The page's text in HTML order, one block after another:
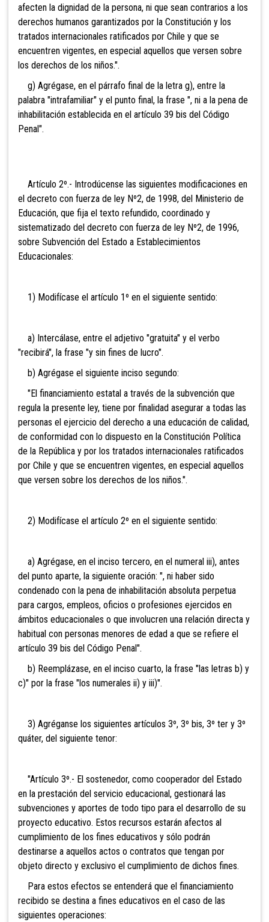
afecten la dignidad de la persona, ni que sean contrarios a los
derechos humanos garantizados por la Constitución y los
tratados internacionales ratificados por Chile y que se
encuentren vigentes, en especial aquellos que versen sobre
los derechos de los niños.".
g) Agrégase, en el párrafo final de la letra g), entre la
palabra "intrafamiliar" y el punto final, la frase ", ni a la pena de
inhabilitación establecida en el artículo 39 bis del Código
Penal".
Artículo 2º.- Introdúcense las siguientes modificaciones en
el decreto con fuerza de ley Nº2, de 1998, del Ministerio de
Educación, que fija el texto refundido, coordinado y
sistematizado del decreto con fuerza de ley Nº2, de 1996,
sobre Subvención del Estado a Establecimientos
Educacionales:
1) Modifícase el artículo 1º en el siguiente sentido:
a) Intercálase, entre el adjetivo "gratuita" y el verbo
"recibirá", la frase "y sin fines de lucro".
b) Agrégase el siguiente inciso segundo:
"El financiamiento estatal a través de la subvención que
regula la presente ley, tiene por finalidad asegurar a todas las
personas el ejercicio del derecho a una educación de calidad,
de conformidad con lo dispuesto en la Constitución Política
de la República y por los tratados internacionales ratificados
por Chile y que se encuentren vigentes, en especial aquellos
que versen sobre los derechos de los niños.".
2) Modifícase el artículo 2º en el siguiente sentido:
a) Agrégase, en el inciso tercero, en el numeral iii), antes
del punto aparte, la siguiente oración: ", ni haber sido
condenado con la pena de inhabilitación absoluta perpetua
para cargos, empleos, oficios o profesiones ejercidos en
ámbitos educacionales o que involucren una relación directa y
habitual con personas menores de edad a que se refiere el
artículo 39 bis del Código Penal".
b) Reemplázase, en el inciso cuarto, la frase "las letras b) y
c)" por la frase "los numerales ii) y iii)".
3) Agréganse los siguientes artículos 3º, 3º bis, 3º ter y 3º
quáter, del siguiente tenor:
"Artículo 3º.- El sostenedor, como cooperador del Estado
en la prestación del servicio educacional, gestionará las
subvenciones y aportes de todo tipo para el desarrollo de su
proyecto educativo. Estos recursos estarán afectos al
cumplimiento de los fines educativos y sólo podrán
destinarse a aquellos actos o contratos que tengan por
objeto directo y exclusivo el cumplimiento de dichos fines.
Para estos efectos se entenderá que el financiamiento
recibido se destina a fines educativos en el caso de las
siguientes operaciones: